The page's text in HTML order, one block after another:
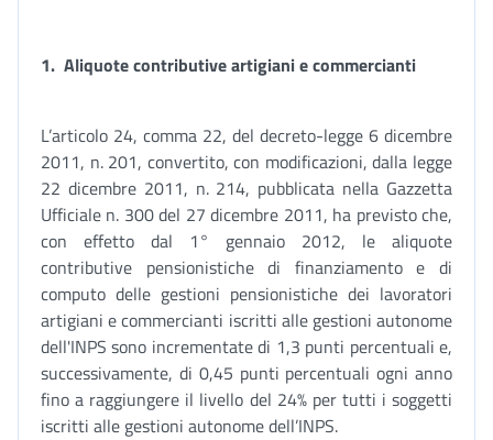
1. Aliquote contributive artigiani e commercianti
L’articolo 24, comma 22, del decreto-legge 6 dicembre
2011, n. 201, convertito, con modificazioni, dalla legge
22 dicembre 2011, n. 214, pubblicata nella Gazzetta
Ufficiale n. 300 del 27 dicembre 2011, ha previsto che,
con effetto dal 1° gennaio 2012, le aliquote
contributive pensionistiche di finanziamento e di
computo delle gestioni pensionistiche dei lavoratori
artigiani e commercianti iscritti alle gestioni autonome
dell'INPS sono incrementate di 1,3 punti percentuali e,
successivamente, di 0,45 punti percentuali ogni anno
fino a raggiungere il livello del 24% per tutti i soggetti
iscritti alle gestioni autonome dell’INPS.